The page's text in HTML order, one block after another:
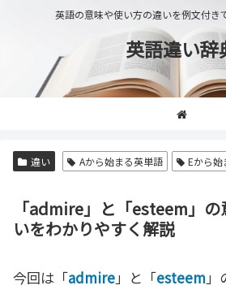
英語の意味や使い方の違いを例文付き
英語違い辞
違い Aから始まる英単語 Eから
「admire」と「esteem」
いをわかりやすく解説
今回は「admire」と「esteem」